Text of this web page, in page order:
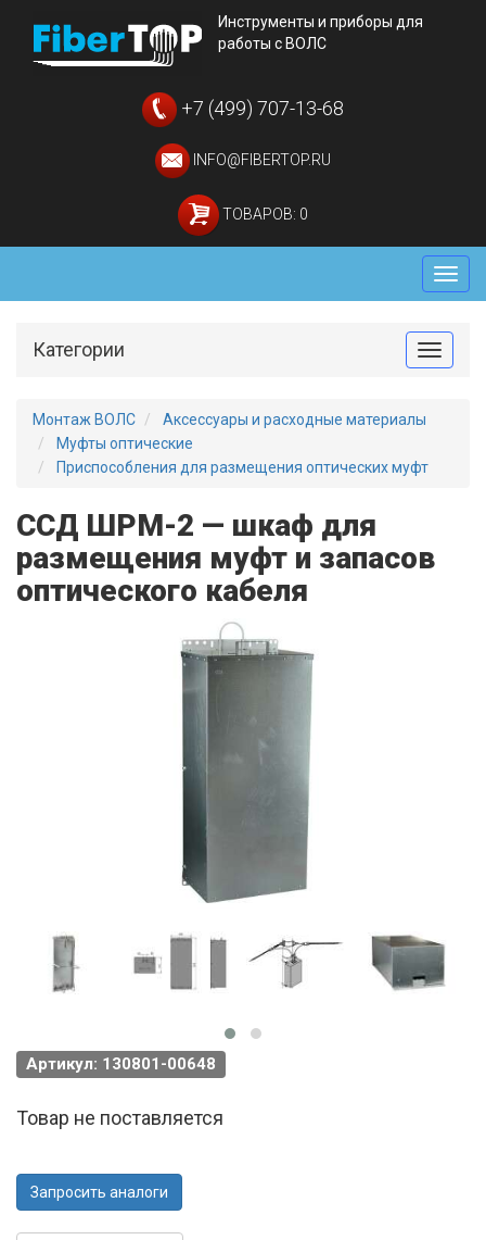
Инструменты и приборы для
работы с ВОЛС
+7 (499) 707-13-68
INFO@FIBERTOP.RU
ТОВАРОВ: 0
Меню
Toggle
Категории
Монтаж ВОЛС
Аксессуары и расходные материалы
Муфты оптические
Приспособления для размещения оптических муфт
ССД ШРМ-2 — шкаф для
размещения муфт и запасов
оптического кабеля
Артикул: 130801-00648
Товар не поставляется
Запросить аналоги